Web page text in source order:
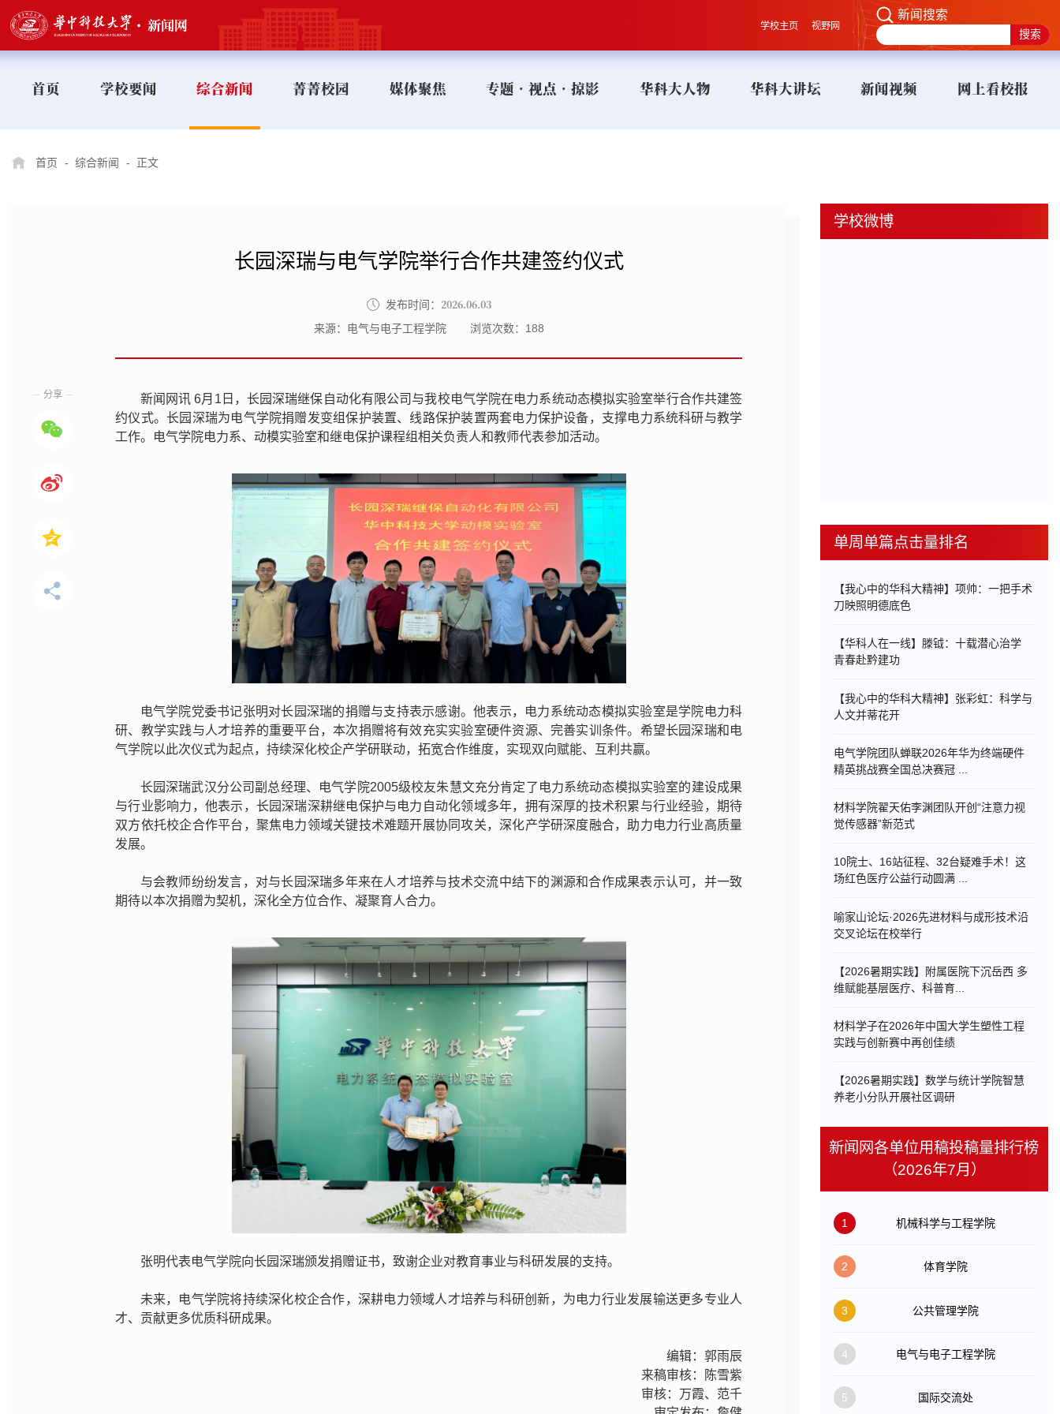
学校主页 视野网
新闻搜索
首页 学校要闻 综合新闻 菁菁校园 媒体聚焦 专题•视点•掠影 华科大人物 华科大讲坛 新闻视频 网上看校报
首页 - 综合新闻 - 正文
长园深瑞与电气学院举行合作共建签约仪式
发布时间： 2026.06.03
来源：电气与电子工程学院 浏览次数： 188
新闻网讯 6月1日，长园深瑞继保自动化有限公司与我校电气学院在电力系统动态模拟实验室举行合作共建签
约仪式。长园深瑞为电气学院捐赠发变组保护装置、线路保护装置两套电力保护设备，支撑电力系统科研与教学
工作。电气学院电力系、动模实验室和继电保护课程组相关负责人和教师代表参加活动。
电气学院党委书记张明对长园深瑞的捐赠与支持表示感谢。他表示，电力系统动态模拟实验室是学院电力科
研、教学实践与人才培养的重要平台，本次捐赠将有效充实实验室硬件资源、完善实训条件。希望长园深瑞和电
气学院以此次仪式为起点，持续深化校企产学研联动，拓宽合作维度，实现双向赋能、互利共赢。
长园深瑞武汉分公司副总经理、电气学院2005级校友朱慧文充分肯定了 电力系统动态模拟实验室的建设成果
与行业影响力，他表示，长园深瑞深耕继电保护与电力自动化领域多年，拥有深厚的技术积累与行业经验，期待
双方依托校企合作平台，聚焦电力领域关键技术难题开展协同攻关，深化产学研深度融合，助力电力行业高质量
发展。
与会教师纷纷发言，对与长园深瑞多年来在人才培养与技术交流中结下的渊源和合作成果表示认可，并一致
期待以本次捐赠为契机，深化全方位合作、凝聚育人合力。
张明代表电气学院向长园深瑞颁发捐赠证书，致谢企业对教育事业与科研发展的支持。
未来，电气学院将持续深化校企合作，深耕电力领域人才培养与科研创新，为电力行业发展输送更多专业人
才、贡献更多优质科研成果。
编辑：郭雨辰
来稿审核：陈雪紫
审核：万霞、范千
分享
学校微博
单周单篇点击量排名
【我心中的华科大精神】项帅：一把手术
刀映照明德底色
【华科人在一线】滕钺：十载潜心治学
青春赴黔建功
【我心中的华科大精神】张彩虹：科学与
人文并蒂花开
电气学院团队蝉联2026年华为终端硬件
精英挑战赛全国总决赛冠 ...
材料学院翟天佑李渊团队开创“注意力视
觉传感器”新范式
10院士、16站征程、32台疑难手术！这
场红色医疗公益行动圆满 ...
喻家山论坛·2026先进材料与成形技术沿
交叉论坛在校举行
【2026暑期实践】附属医院下沉岳西 多
维赋能基层医疗、科普育...
材料学子在2026年中国大学生塑性工程
实践与创新赛中再创佳绩
【2026暑期实践】数学与统计学院智慧
养老小分队开展社区调研
新闻网各单位用稿投稿量排行榜
（2026年7月）
1 机械科学与工程学院
2 体育学院
3 公共管理学院
4 电气与电子工程学院
5 国际交流处